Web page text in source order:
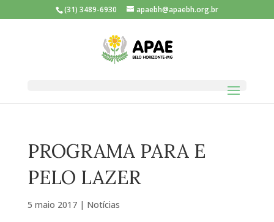
(31) 3489-6930 apaebh@apaebh.org.br
PROGRAMA PARA E
PELO LAZER
5 maio 2017| Notícias